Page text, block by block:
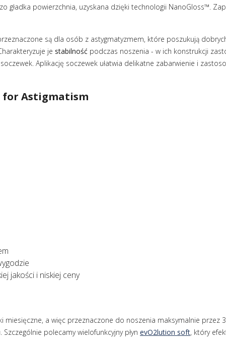
gładka powierzchnia, uzyskana dzięki technologii NanoGloss™.
są dla osób z astygmatyzmem, które poszukują
je stabilność podczas noszenia - w ich konstrukcji
Aplikację soczewek ułatwia delikatne zabarwienie i
for Astigmatism
jakości i niskiej ceny
a więc przeznaczone do noszenia maksymalnie przez
polecamy wielofunkcyjny płyn evO2lution soft, który